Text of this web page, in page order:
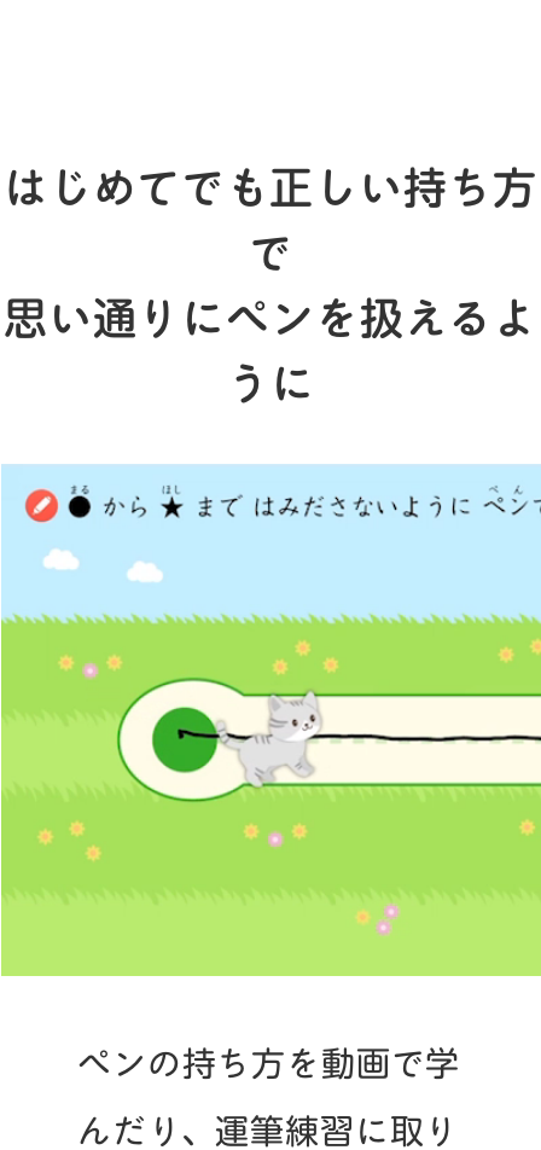
はじめてでも正しい持ち方
で
思い通りにペンを扱えるよ
うに
ペンの持ち方を動画で学
んだり、運筆練習に取り